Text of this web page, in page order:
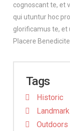
cognoscant te, et
qui utuntur hoc
glorificamus te, et
Placere
Tags
Historic
Landmark
Outdoors